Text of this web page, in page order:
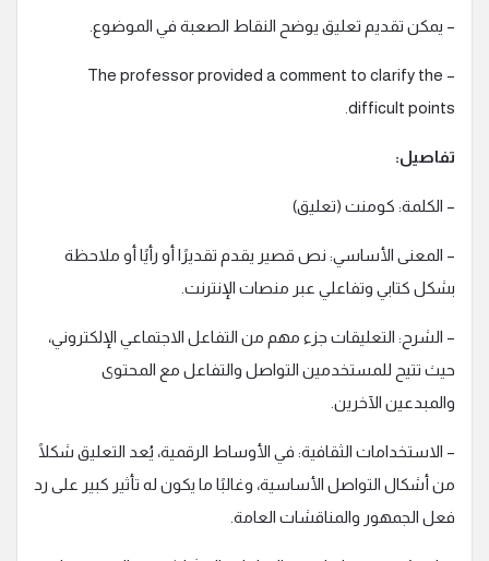
– يمكن تقديم تعليق يوضح النقاط الصعبة في الموضوع.
– The professor provided a comment to clarify the
difficult points.
تفاصيل:
– الكلمة: كومنت (تعليق)
– المعنى الأساسي: نص قصير يقدم تقديرًا أو رأيًا أو ملاحظة
بشكل كتابي وتفاعلي عبر منصات الإنترنت.
– الشرح: التعليقات جزء مهم من التفاعل الاجتماعي الإلكتروني،
حيث تتيح للمستخدمين التواصل والتفاعل مع المحتوى
والمبدعين الآخرين.
– الاستخدامات الثقافية: في الأوساط الرقمية، يُعد التعليق شكلًا
من أشكال التواصل الأساسية، وغالبًا ما يكون له تأثير كبير على رد
فعل الجمهور والمناقشات العامة.